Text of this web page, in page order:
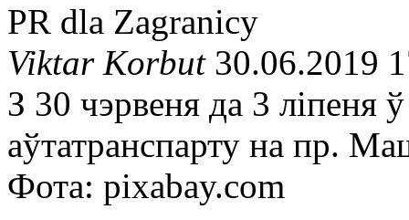
PR dla Zagranicy
Viktar Korbut30.06.2019
З 30 чэрвеня да 3 ліпеня
аўтатранспарту на пр.
Фота: pixabay.com